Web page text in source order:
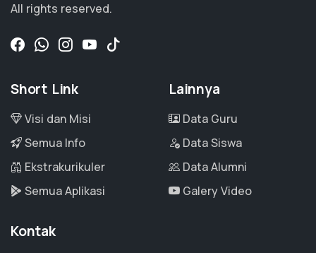
All rights reserved.
Short Link
Visi dan Misi
Semua Info
Ekstrakurikuler
Semua Aplikasi
Lainnya
Data Guru
Data Siswa
Data Alumni
Galery Video
Kontak